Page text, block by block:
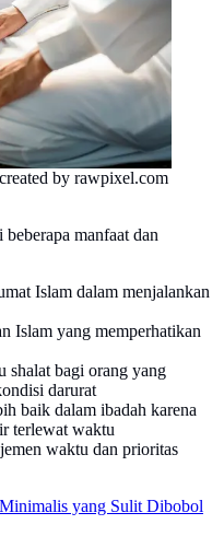
by rawpixel.com
manfaat dan
Islam dalam menjalankan
Islam yang memperhatikan
shalat bagi orang yang
darurat
baik dalam ibadah karena
terlewat waktu
waktu dan prioritas
yang Sulit Dibobol